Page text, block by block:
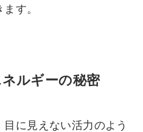
す。
ルギーの秘密
に見えない活力のよう